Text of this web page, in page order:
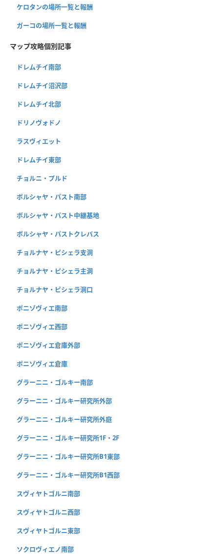
ケロタンの場所一覧と報酬
ガーコの場所一覧と報酬
マップ攻略個別記事
ドレムチイ南部
ドレムチイ沼沢部
ドレムチイ北部
ドリノヴォドノ
ラスヴィエット
ドレムチイ東部
チョルニ・プルド
ボルシャヤ・パスト南部
ボルシャヤ・パスト中継基地
ボルシャヤ・パストクレバス
チョルナヤ・ピシェラ支洞
チョルナヤ・ピシェラ主洞
チョルナヤ・ピシェラ洞口
ポニゾヴィエ南部
ポニゾヴィエ西部
ポニゾヴィエ倉庫外部
ポニゾヴィエ倉庫
グラーニニ・ゴルキー南部
グラーニニ・ゴルキー研究所外部
グラーニニ・ゴルキー研究所外庭
グラーニニ・ゴルキー研究所1F・2F
グラーニニ・ゴルキー研究所B1東部
グラーニニ・ゴルキー研究所B1西部
スヴィヤトゴルニ南部
スヴィヤトゴルニ西部
スヴィヤトゴルニ東部
ソクロヴィエノ南部